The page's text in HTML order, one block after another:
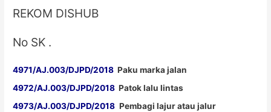
Sulawesi
REKOM DISHUB
No SK .
4971/AJ.003/DJPD/2018 Paku marka jalan
4972/AJ.003/DJPD/2018 Patok lalu lintas
4973/AJ.003/DJPD/2018 Pembagi lajur atau jalur